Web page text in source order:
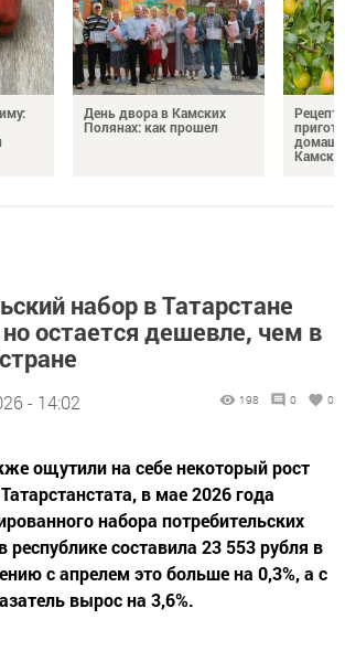
День двора в Камских
Полянах: как прошел
набор в Татарстане
остается дешевле, чем в
- 14:02 198 0 0
ощутили на себе некоторый рост
в мае 2026 года
набора потребительских
республике составила 23 553 рубля в
с апрелем это больше на 0,3%, а с
вырос на 3,6%.